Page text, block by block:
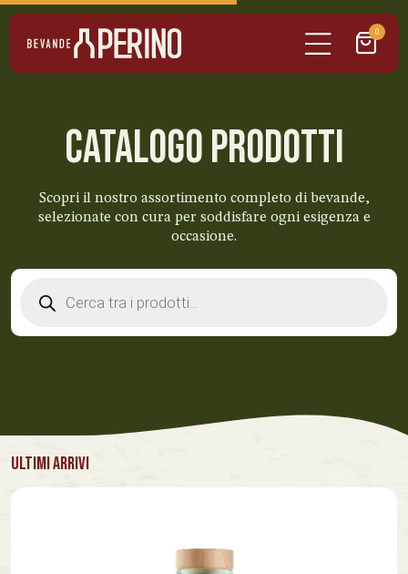
0
CATALOGO PRODOTTI
Scopri il nostro assortimento completo di bevande,
selezionate con cura per soddisfare ogni esigenza e
occasione.
search
ULTIMI ARRIVI